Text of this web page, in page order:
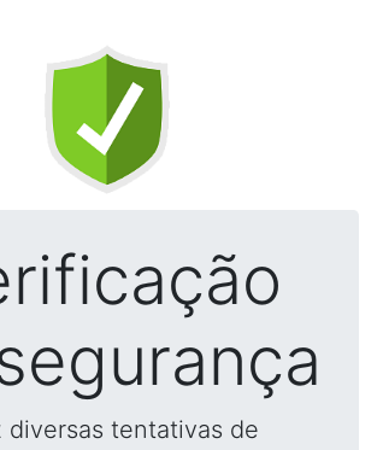
diversas tentativas de